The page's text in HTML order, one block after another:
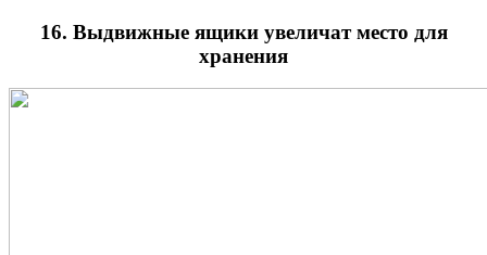
16. Выдвижные ящики увеличат место для
хранения